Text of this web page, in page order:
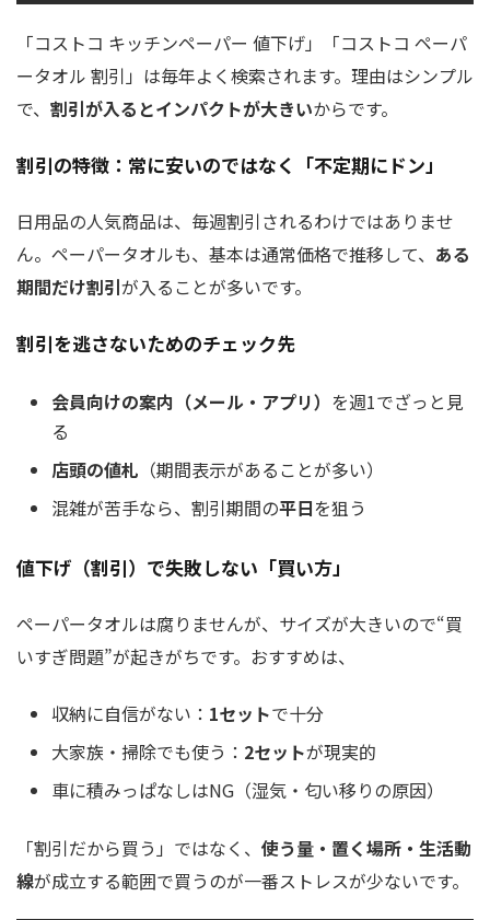
「コストコ キッチンペーパー 値下げ」「コストコ ペーパ
ータオル 割引」は毎年よく検索されます。理由はシンプル
で、 割引が入るとインパクトが大きいからです。
割引の特徴：常に安いのではなく「不定期にドン」
日用品の人気商品は、毎週割引されるわけではありませ
ん。ペーパータオルも、基本は通常価格で推移して、 ある
期間だけ割引が入ることが多いです。
割引を逃さないためのチェック先
会員向けの案内（メール・アプリ） を週1でざっと見
る
店頭の値札 （期間表示があることが多い）
混雑が苦手なら、割引期間の平日を狙う
値下げ（割引）で失敗しない「買い方」
ペーパータオルは腐りませんが、サイズが大きいので“買
いすぎ問題”が起きがちです。おすすめは、
収納に自信がない： 1セットで十分
大家族・掃除でも使う： 2セットが現実的
車に積みっぱなしはNG（湿気・匂い移りの原因）
「割引だから買う」ではなく、 使う量・置く場所・生活動
線が成立する範囲で買うのが一番ストレスが少ないです。